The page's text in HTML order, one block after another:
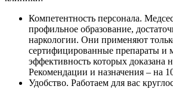
Компетентность персонала.
профильное образование,
наркологии. Они применяют
сертифицированные препараты и
эффективность которых доказана
Рекомендации и назначения – на
Удобство. Работаем для вас